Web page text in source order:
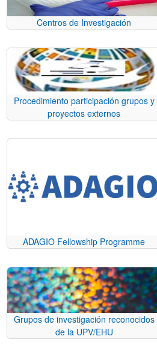
Centros de Investigación
Procedimiento participación grupos y
proyectos externos
ADAGIO Fellowship Programme
Grupos de investigación reconocidos
de la UPV/EHU